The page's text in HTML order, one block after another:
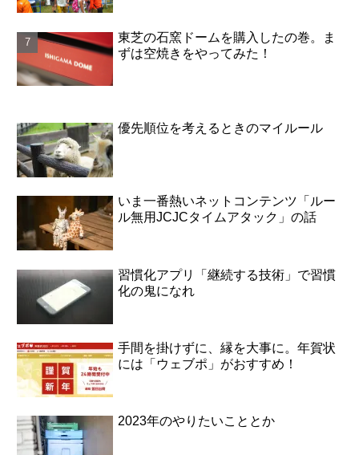
東芝の石窯ドームを購入したの巻。ま
ずは空焼きをやってみた！
優先順位を考えるときのマイルール
いま一番熱いネットコンテンツ「ルー
ル無用JCJCタイムアタック」の話
習慣化アプリ「継続する技術」で習慣
化の鬼になれ
手間を掛けずに、縁を大事に。年賀状
には「ウェブポ」がおすすめ！
2023年のやりたいこととか